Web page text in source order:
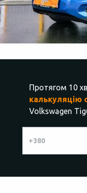
Протягом 10
калькуляцію
Volkswagen